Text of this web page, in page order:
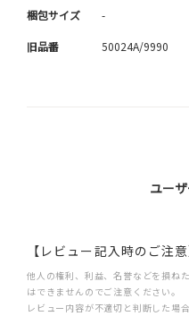
梱包サイズ -
旧品番 50024A/9990
ユー
【レビュー記入時のご注意
他人の権利、利益、名誉などを損ね
はできませんのでご注意ください。
レビュー内容が不適切と判断した場